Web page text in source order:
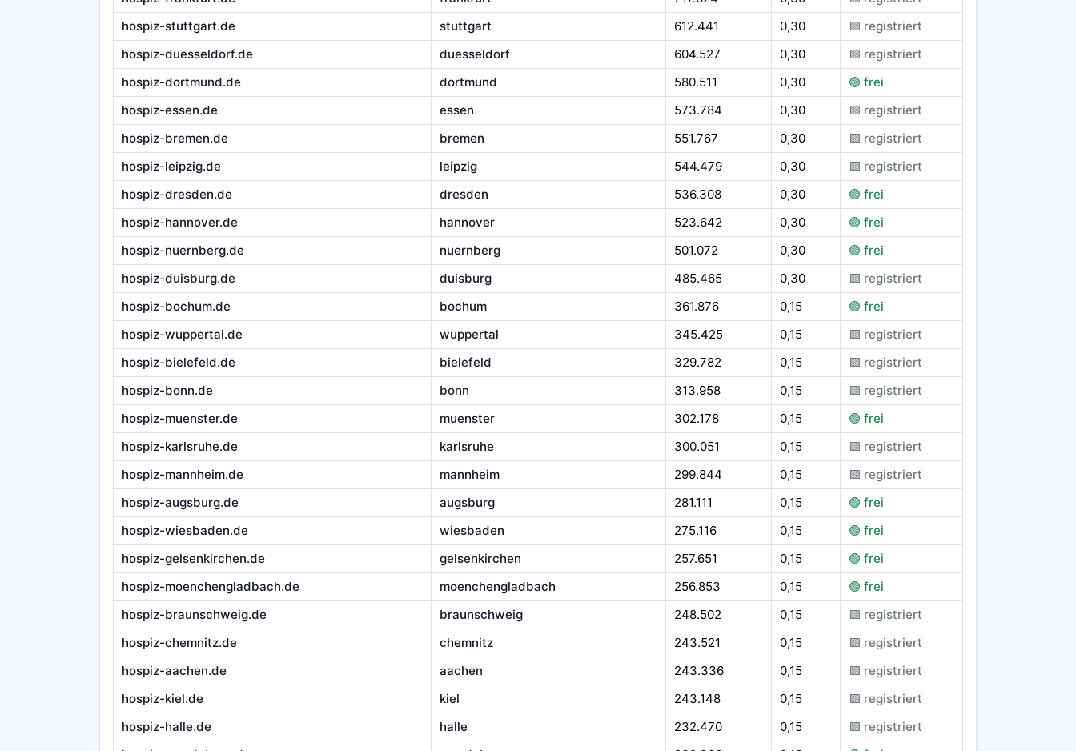
hospiz-stuttgart.de
stuttgart 612.441 0,30
🟪 registriert
hospiz-duesseldorf.de
duesseldorf 604.527 0,30
🟪 registriert
hospiz-dortmund.de
dortmund 580.511 0,30
🟢 frei
hospiz-essen.de
essen 573.784 0,30
🟪 registriert
hospiz-bremen.de
bremen 551.767 0,30
🟪 registriert
hospiz-leipzig.de
leipzig 544.479 0,30
🟪 registriert
hospiz-dresden.de
dresden 536.308 0,30
🟢 frei
hospiz-hannover.de
hannover 523.642 0,30
🟢 frei
hospiz-nuernberg.de
nuernberg 501.072 0,30
🟢 frei
hospiz-duisburg.de
duisburg 485.465 0,30
🟪 registriert
hospiz-bochum.de
bochum 361.876 0,15
🟢 frei
hospiz-wuppertal.de
wuppertal 345.425 0,15
🟪 registriert
hospiz-bielefeld.de
bielefeld 329.782 0,15
🟪 registriert
hospiz-bonn.de
bonn 313.958 0,15
🟪 registriert
hospiz-muenster.de
muenster 302.178 0,15
🟢 frei
hospiz-karlsruhe.de
karlsruhe 300.051 0,15
🟪 registriert
hospiz-mannheim.de
mannheim 299.844 0,15
🟪 registriert
hospiz-augsburg.de
augsburg 281.111 0,15
🟢 frei
hospiz-wiesbaden.de
wiesbaden 275.116 0,15
🟢 frei
hospiz-gelsenkirchen.de
gelsenkirchen 257.651 0,15
🟢 frei
hospiz-moenchengladbach.de
moenchengladbach 256.853 0,15
🟢 frei
hospiz-braunschweig.de
braunschweig 248.502 0,15
🟪 registriert
hospiz-chemnitz.de
chemnitz 243.521 0,15
🟪 registriert
hospiz-aachen.de
aachen 243.336 0,15
🟪 registriert
hospiz-kiel.de
kiel 243.148 0,15
🟪 registriert
hospiz-halle.de
halle 232.470 0,15
🟪 registriert